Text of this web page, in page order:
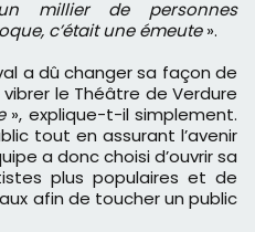
millier de personnes
c’était une émeute».
a dû changer sa façon de
le Théâtre de Verdure
», explique-t-il simplement.
tout en assurant l’avenir
a donc choisi d’ouvrir sa
plus populaires et de
afin de toucher un public